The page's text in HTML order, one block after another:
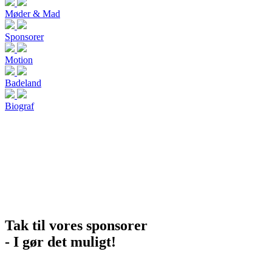
Møder & Mad
Sponsorer
Motion
Badeland
Biograf
Tak til vores sponsorer
- I gør det muligt!